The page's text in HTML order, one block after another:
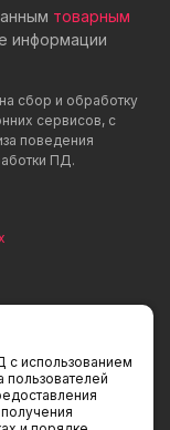
товарным
информации
сбор и обработку
сервисов, с
поведения
ПД.
информацию и не
437 ГК РФ.
исключительно для
на свой страх и
прайс-листов
о стоимости
с использованием